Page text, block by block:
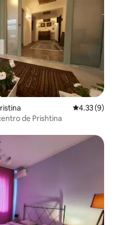
Calificación
4.33 (9)
de Prishtina